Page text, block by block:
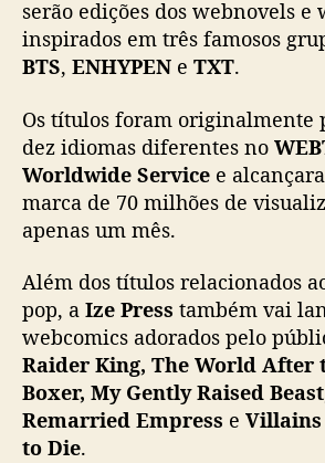
serão edições dos webnovels e
inspirados em três famosos
BTS, ENHYPEN e TXT.
Os títulos foram originalmente
dez idiomas diferentes no
Worldwide Service e
marca de 70 milhões de
apenas um mês.
Além dos títulos relacionados
pop, a Ize Press também vai
webcomics adorados pelo
Raider King, The World After
Boxer, My Gently Raised
Remarried Empress e Villains
to Die.